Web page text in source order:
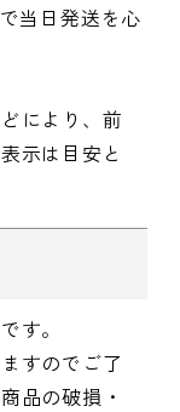
当日発送を心
により、前
示は目安と
す。
すのでご了
品の破損・